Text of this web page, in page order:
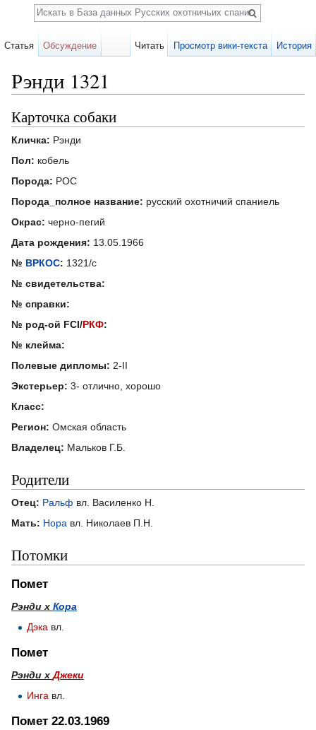
Рэнди 1321
Карточка собаки
Кличка: Рэнди
Пол: кобель
Порода: РОС
Порода_полное название: русский охотничий спаниель
Окрас: черно-пегий
Дата рождения: 13.05.1966
№ ВРКОС: 1321/с
№ свидетельства:
№ справки:
№ род-ой FCI/РКФ:
№ клейма:
Полевые дипломы: 2-II
Экстерьер: 3- отлично, хорошо
Класс:
Регион: Омская область
Владелец: Мальков Г.Б.
Родители
Отец: Ральф вл. Василенко Н.
Мать: Нора вл. Николаев П.Н.
Потомки
Помет
Рэнди х Кора
Дэка вл.
Помет
Рэнди хДжеки
Инга вл.
Помет 22.03.1969
Статья Обсуждение Читать Просмотр вики-текста История
Поиск